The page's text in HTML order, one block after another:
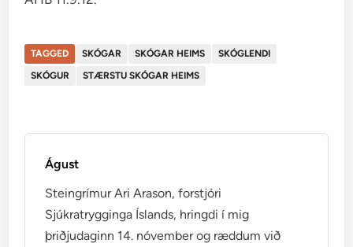
TAGGED SKÓGAR SKÓGAR HEIMS
SKÓGLENDI
SKÓGUR
STÆRSTU SKÓGAR HEIMS
Águst
Steingrímur Ari Arason, forstjóri
Sjúkratrygginga Íslands, hringdi í mig
þriðjudaginn 14. nóvember og ræddum við